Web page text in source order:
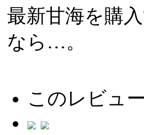
最新甘海を購
なら…。
このレビュ